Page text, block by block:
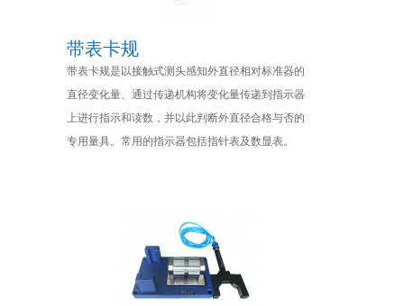
带表卡规
带表卡规是以接触式测头感知外直径相对标准器的
直径变化量、通过传递机构将变化量传递到指示器
上进行指示和读数，并以此判断外直径合格与否的
专用量具。常用的指示器包括指针表及数显表。